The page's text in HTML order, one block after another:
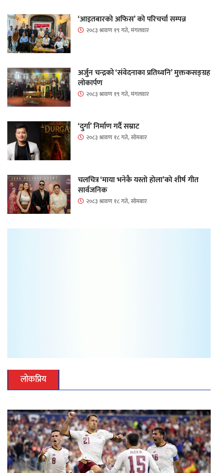
‘आइतबारको अफिस’ को परिचर्चा सम्पन्न
२०८३ श्रावण १९ गते, मंगलवार
अर्जुन चन्द्रको ‘संवेदनाका प्रतिध्वनि’ मुक्तकसङ्ग्रह
लोकार्पण
२०८३ श्रावण १९ गते, मंगलवार
‘दुर्गा’ निर्माण गर्दै सम्राट
२०८३ श्रावण १८ गते, सोमबार
चलचित्र ‘माया भनेकै यस्तो होला’को शीर्ष गीत
सार्वजनिक
२०८३ श्रावण १८ गते, सोमबार
लोकप्रिय